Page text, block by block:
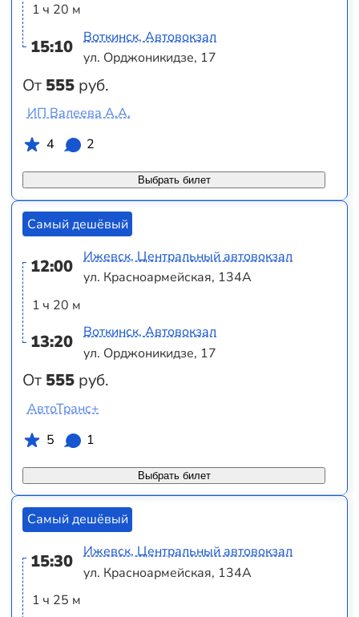
1 ч 20 м
15:10
От 555 руб.
Воткинск, Автовокзал
ул. Орджоникидзе, 17
Выбрать билет
ИП Валеева А.А.
4
2
Самый дешёвый
12:00
1 ч 20 м
13:20
От 555 руб.
Ижевск, Центральный автовокзал
ул. Красноармейская, 134А
Воткинск, Автовокзал
ул. Орджоникидзе, 17
Выбрать билет
АвтоТранс+
5
1
Самый дешёвый
15:30
1 ч 25 м
Ижевск, Центральный автовокзал
ул. Красноармейская, 134А